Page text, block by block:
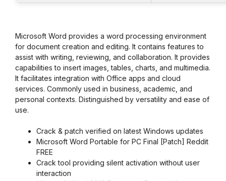
Microsoft Word provides a word processing environment
for document creation and editing. It contains features to
assist with writing, reviewing, and collaboration. It provides
capabilities to insert images, tables, charts, and multimedia.
It facilitates integration with Office apps and cloud
services. Commonly used in business, academic, and
personal contexts. Distinguished by versatility and ease of
use.
Crack & patch verified on latest Windows updates
Microsoft Word Portable for PC Final [Patch] Reddit
FREE
Crack tool providing silent activation without user
interaction